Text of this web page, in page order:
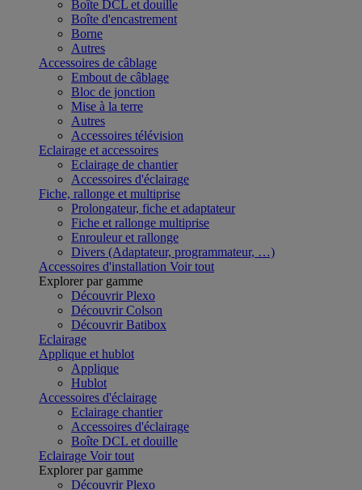
Boîte DCL et douille
Boîte d'encastrement
Borne
Autres
Accessoires de câblage
Embout de câblage
Bloc de jonction
Mise à la terre
Autres
Accessoires télévision
Eclairage et accessoires
Eclairage de chantier
Accessoires d'éclairage
Fiche, rallonge et multiprise
Prolongateur, fiche et adaptateur
Fiche et rallonge multiprise
Enrouleur et rallonge
Divers (Adaptateur, programmateur, …)
Accessoires d'installation Voir tout
Explorer par gamme
Découvrir Plexo
Découvrir Colson
Découvrir Batibox
Eclairage
Applique et hublot
Applique
Hublot
Accessoires d'éclairage
Eclairage chantier
Accessoires d'éclairage
Boîte DCL et douille
Eclairage Voir tout
Explorer par gamme
Découvrir Plexo